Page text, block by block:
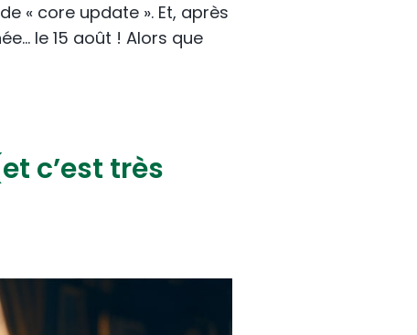
« core update ». Et, après
le 15 août ! Alors que
c’est très